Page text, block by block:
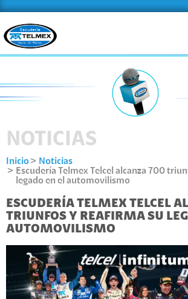
NOTICIAS
Inicio
Noticias
Escudería Telmex Telcel alcanza 700
legado en el automovilismo
ESCUDERÍA TELMEX TELCEL
TRIUNFOS Y REAFIRMA SU
AUTOMOVILISMO